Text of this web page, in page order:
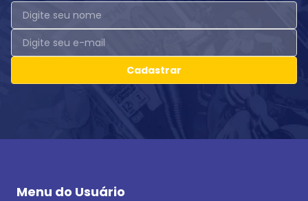
Cadastrar
Menu do Usuário